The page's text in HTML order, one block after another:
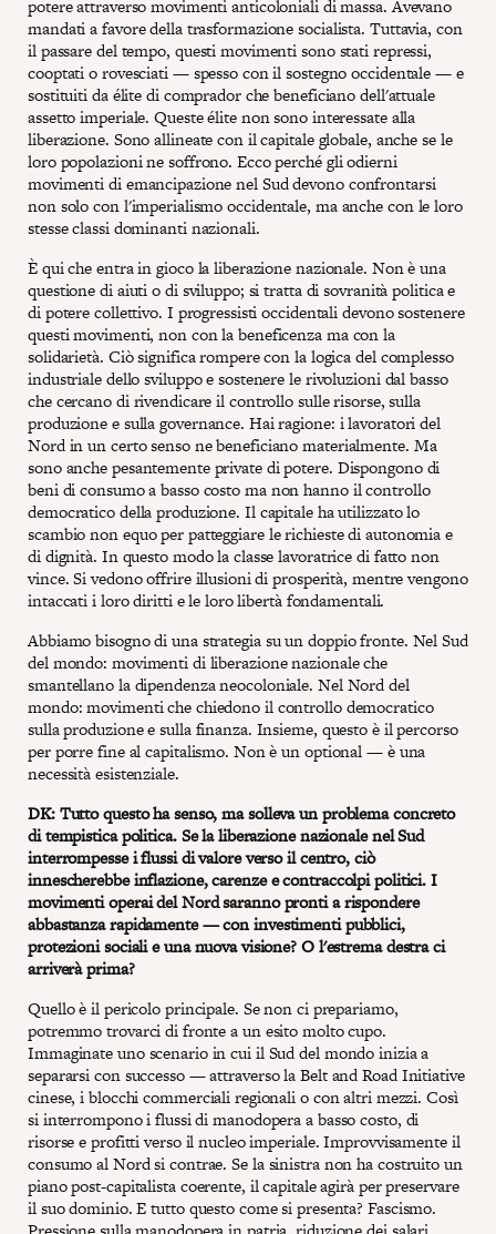
potere attraverso movimenti anticoloniali di massa. Avevano
mandati a favore della trasformazione socialista. Tuttavia, con
il passare del tempo, questi movimenti sono stati repressi,
cooptati o rovesciati — spesso con il sostegno occidentale — e
sostituiti da élite di comprador che beneficiano dell'attuale
assetto imperiale. Queste élite non sono interessate alla
liberazione. Sono allineate con il capitale globale, anche se le
loro popolazioni ne soffrono. Ecco perché gli odierni
movimenti di emancipazione nel Sud devono confrontarsi
non solo con l'imperialismo occidentale, ma anche con le loro
stesse classi dominanti nazionali.
È qui che entra in gioco la liberazione nazionale. Non è una
questione di aiuti o di sviluppo; si tratta di sovranità politica e
di potere collettivo. I progressisti occidentali devono sostenere
questi movimenti, non con la beneficenza ma con la
solidarietà. Ciò significa rompere con la logica del complesso
industriale dello sviluppo e sostenere le rivoluzioni dal basso
che cercano di rivendicare il controllo sulle risorse, sulla
produzione e sulla governance. Hai ragione: i lavoratori del
Nord in un certo senso ne beneficiano materialmente. Ma
sono anche pesantemente private di potere. Dispongono di
beni di consumo a basso costo ma non hanno il controllo
democratico della produzione. Il capitale ha utilizzato lo
scambio non equo per patteggiare le richieste di autonomia e
di dignità. In questo modo la classe lavoratrice di fatto non
vince. Si vedono offrire illusioni di prosperità, mentre vengono
intaccati i loro diritti e le loro libertà fondamentali.
Abbiamo bisogno di una strategia su un doppio fronte. Nel Sud
del mondo: movimenti di liberazione nazionale che
smantellano la dipendenza neocoloniale. Nel Nord del
mondo: movimenti che chiedono il controllo democratico
sulla produzione e sulla finanza. Insieme, questo è il percorso
per porre fine al capitalismo. Non è un optional — è una
necessità esistenziale.
DK: Tutto questo ha senso, ma solleva un problema concreto
di tempistica politica. Se la liberazione nazionale nel Sud
interrompesse i flussi di valore verso il centro, ciò
innescherebbe inflazione, carenze e contraccolpi politici. I
movimenti operai del Nord saranno pronti a rispondere
abbastanza rapidamente — con investimenti pubblici,
protezioni sociali e una nuova visione? O l'estrema destra ci
arriverà prima?
Quello è il pericolo principale. Se non ci prepariamo,
potremmo trovarci di fronte a un esito molto cupo.
Immaginate uno scenario in cui il Sud del mondo inizia a
separarsi con successo — attraverso la Belt and Road Initiative
cinese, i blocchi commerciali regionali o con altri mezzi. Così
si interrompono i flussi di manodopera a basso costo, di
risorse e profitti verso il nucleo imperiale. Improvvisamente il
consumo al Nord si contrae. Se la sinistra non ha costruito un
piano post-capitalista coerente, il capitale agirà per preservare
il suo dominio. E tutto questo come si presenta? Fascismo.